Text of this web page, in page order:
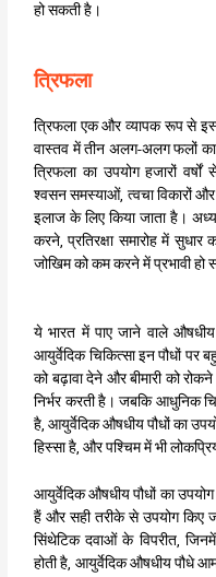
हो सकती है।
त्रिफला
त्रिफला एक और व्यापक रूप से
वास्तव में तीन अलग-अलग फलों
त्रिफला का उपयोग हजारों
श्वसन समस्याओं, त्वचा विकारों
इलाज के लिए किया जाता है।
करने, प्रतिरक्षा समारोह में
जोखिम को कम करने में प्रभावी हो
ये भारत में पाए जाने वाले
आयुर्वेदिक चिकित्सा इन पौधों पर
को बढ़ावा देने और बीमारी को
निर्भर करती है। जबकि आधुनिक
है, आयुर्वेदिक औषधीय पौधों का
हिस्सा है, और पश्चिम में भी
आयुर्वेदिक औषधीय पौधों का
हैं और सही तरीके से उपयोग किए
सिंथेटिक दवाओं के विपरीत,
होती है, आयुर्वेदिक औषधीय पौधे